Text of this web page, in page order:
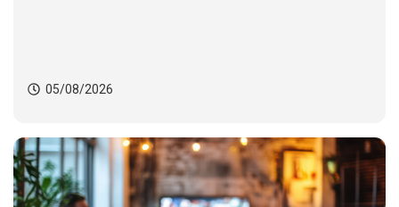
05/08/2026